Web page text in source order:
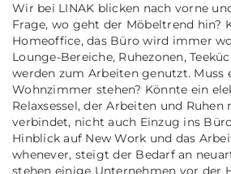
Wir bei LINAK blicken nach vorne
Frage, wo geht der Möbeltrend hin?
Homeoffice, das Büro wird immer
Lounge-Bereiche, Ruhezonen,
werden zum Arbeiten genutzt. Muss
Wohnzimmer stehen? Könnte ein
Relaxsessel, der Arbeiten und
verbindet, nicht auch Einzug ins
Hinblick auf New Work und das
whenever, steigt der Bedarf an